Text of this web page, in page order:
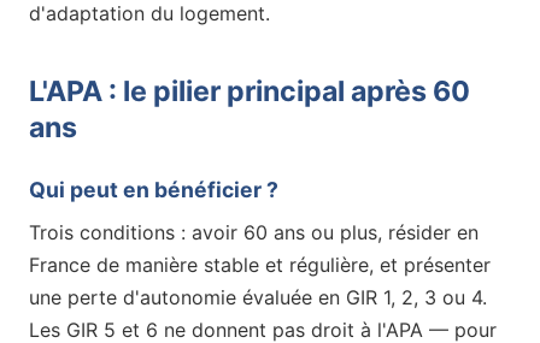
d'adaptation du logement.
L'APA : le pilier principal après 60
ans
Qui peut en bénéficier ?
Trois conditions : avoir 60 ans ou plus, résider en
France de manière stable et régulière, et présenter
une perte d'autonomie évaluée en GIR 1, 2, 3 ou 4.
Les GIR 5 et 6 ne donnent pas droit à l'APA — pour